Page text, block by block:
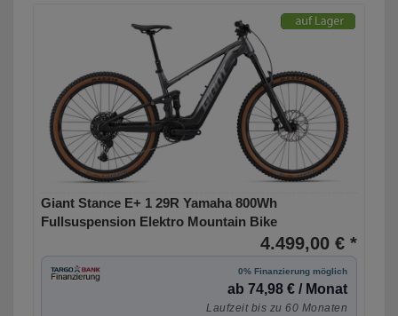
Giant Stance E+ 1 29R Yamaha 800Wh
Fullsuspension Elektro Mountain Bike
4.499,00 € *
0% Finanzierung möglich
ab 74,98 € / Monat
Laufzeit bis zu 60 Monaten